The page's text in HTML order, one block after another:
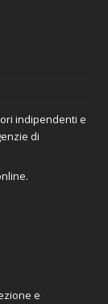
indipendenti e
di
e